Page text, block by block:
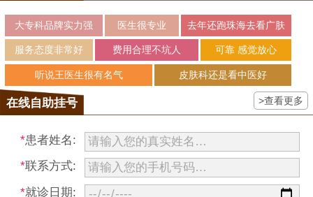
大专科品牌实力强 医生很专业 去年还跑珠海去看广肤
服务态度非常好 费用合理不坑人 可靠 感觉放心
听说王医生很有名气 皮肤科还是看中医好
在线自助挂号 >查看更多
*患者姓名:
*联系方式:
*就诊日期: